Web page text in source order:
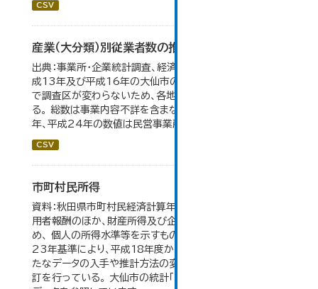
CSV
産業（大分類）別従業者数の推移
出典：事業所・企業統計調査、経済センサス。 平成11年、平
成13年及び平成16年の大仙市の数値は、合併前、合併後
で調査区が変わらないため、各地域の数値を合算してい
る。 総数は事業内容不詳を含まない。平成11年、平成16
年、平成24年の数値は民営事業所のみの数値。...
CSV
市町村民所得
資料：秋田県市町村民経済計算年報。市町村民所得は、雇
用者報酬のほか、財産所得及び企業所得も含んでいるた
め、 個人の所得水準等を示すものではない。数値は平成
23年基準により、平成18年度から作成されたもので、 新
たなデータの入手や推計方法の変更により、毎年度遡及改
訂を行っている。 大仙市の統計「16-2 市町村民所得」の